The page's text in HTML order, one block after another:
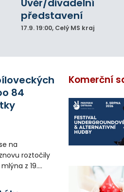
Úvěr/divadelní
představení
17.9.19:00, Celý MS kraj
84
na
roztočily
z 19.
Komerční